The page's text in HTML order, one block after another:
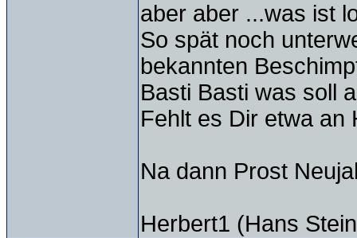
aber aber ...was ist
So spät noch
bekannten
Basti Basti was soll
Fehlt es Dir etwa an
Na dann Prost
Herbert1 (Hans